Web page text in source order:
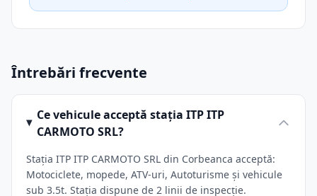
Întrebări frecvente
Ce vehicule acceptă stația ITP ITP
CARMOTO SRL?
Stația ITP ITP CARMOTO SRL din Corbeanca acceptă:
Motociclete, mopede, ATV-uri, Autoturisme și vehicule
sub 3.5t. Stația dispune de 2 linii de inspecție.